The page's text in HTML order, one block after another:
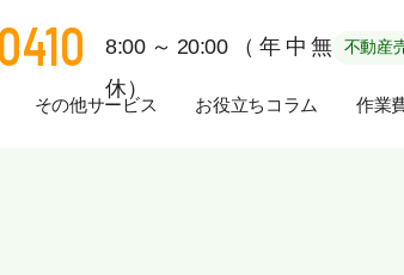
8:00～20:00（年中無
休）
不動産
その他サービス お役立ちコラム 作業